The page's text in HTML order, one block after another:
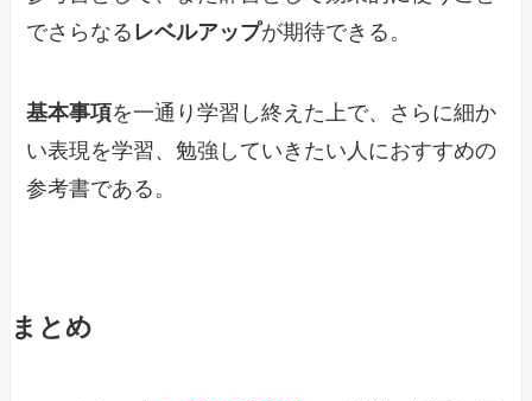
でさらなる レベルアップが期待できる。
基本事項を一通り学習し終えた上で、さらに細か
い表現を学習、勉強していきたい人におすすめの
参考書である。
まとめ